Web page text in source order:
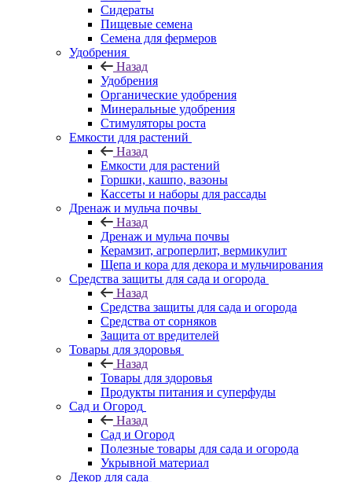
Сидераты
Пищевые семена
Семена для фермеров
Удобрения
Назад
Удобрения
Органические удобрения
Минеральные удобрения
Стимуляторы роста
Емкости для растений
Назад
Емкости для растений
Горшки, кашпо, вазоны
Кассеты и наборы для рассады
Дренаж и мульча почвы
Назад
Дренаж и мульча почвы
Керамзит, агроперлит, вермикулит
Щепа и кора для декора и мульчирования
Средства защиты для сада и огорода
Назад
Средства защиты для сада и огорода
Средства от сорняков
Защита от вредителей
Товары для здоровья
Назад
Товары для здоровья
Продукты питания и суперфуды
Сад и Огород
Назад
Сад и Огород
Полезные товары для сада и огорода
Укрывной материал
Декор для сада